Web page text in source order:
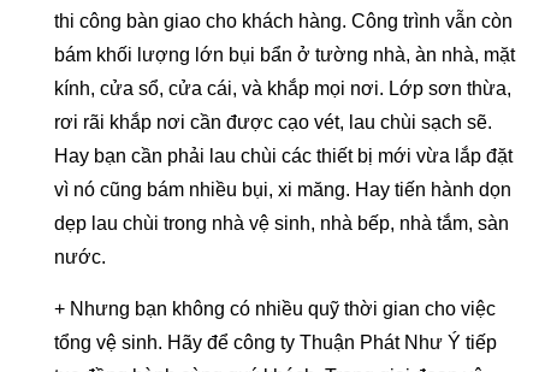
thi công bàn giao cho khách hàng. Công trình vẫn còn
bám khối lượng lớn bụi bẩn ở tường nhà, àn nhà, mặt
kính, cửa sổ, cửa cái, và khắp mọi nơi. Lớp sơn thừa,
rơi rãi khắp nơi cần được cạo vét, lau chùi sạch sẽ.
Hay bạn cần phải lau chùi các thiết bị mới vừa lắp đặt
vì nó cũng bám nhiều bụi, xi măng. Hay tiến hành dọn
dẹp lau chùi trong nhà vệ sinh, nhà bếp, nhà tắm, sàn
nước.
+ Nhưng bạn không có nhiều quỹ thời gian cho việc
tổng vệ sinh. Hãy để công ty Thuận Phát Như Ý tiếp